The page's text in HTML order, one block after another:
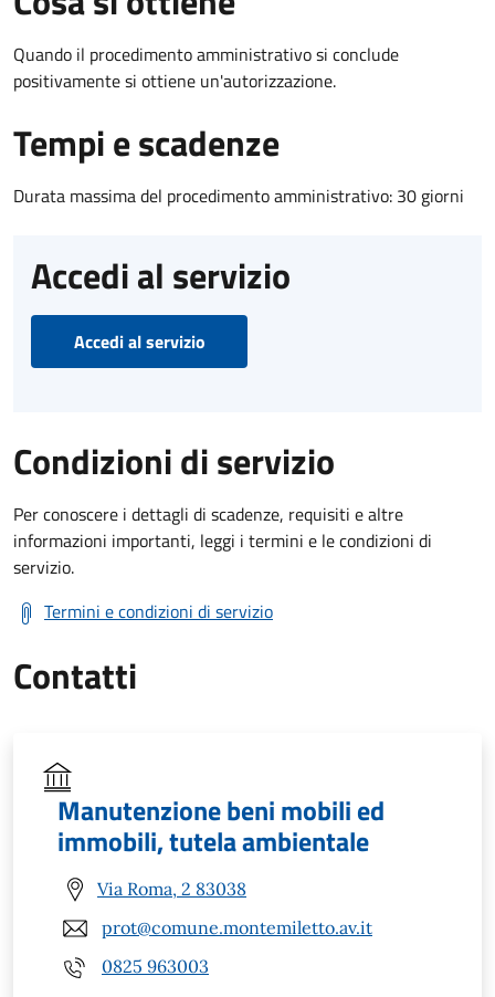
Quando il procedimento amministrativo si conclude
positivamente si ottiene un'autorizzazione.
Tempi e scadenze
Durata massima del procedimento amministrativo: 30 giorni
Accedi al servizio
Accedi al servizio
Condizioni di servizio
Per conoscere i dettagli di scadenze, requisiti e altre
informazioni importanti, leggi i termini e le condizioni di
servizio.
Termini e condizioni di servizio
Contatti
Manutenzione beni mobili ed
immobili, tutela ambientale
Via Roma, 2 83038
prot@comune.montemiletto.av.it
0825 963003